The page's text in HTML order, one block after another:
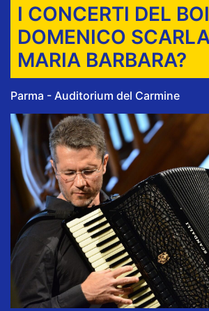
I CONCERTI DEL
DOMENICO
MARIA BARBARA?
Parma - Auditorium del Carmine